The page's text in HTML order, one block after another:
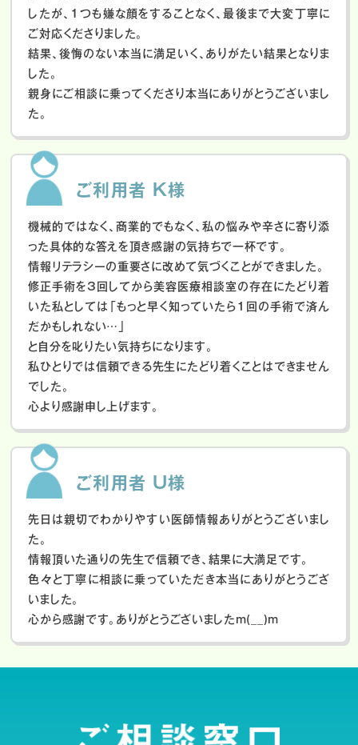
したが、１つも嫌な顔をすることなく、最後まで大変丁寧に
ご対応くださりました。
結果、後悔のない本当に満足いく、ありがたい結果となりま
した。
親身にご相談に乗ってくださり本当にありがとうございまし
た。
ご利用者 K様
機械的ではなく、商業的でもなく、私の悩みや辛さに寄り添
った具体的な答えを頂き感謝の気持ちで一杯です。
情報リテラシーの重要さに改めて気づくことができました。
修正手術を3回してから美容医療相談室の存在にたどり着
いた私としては「もっと早く知っていたら1回の手術で済ん
だかもしれない…」
と自分を叱りたい気持ちになります。
私ひとりでは信頼できる先生にたどり着くことはできません
でした。
心より感謝申し上げます。
ご利用者 U様
先日は親切でわかりやすい医師情報ありがとうございまし
た。
情報頂いた通りの先生で信頼でき、結果に大満足です。
色々と丁寧に相談に乗っていただき本当にありがとうござ
いました。
心から感謝です。ありがとうございましたm(__)m